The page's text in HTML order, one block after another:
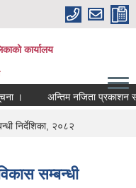
कार्यालय
अन्तिम नजिता प्रकाशन
निर्देशिका, २०८२
सम्बन्धी